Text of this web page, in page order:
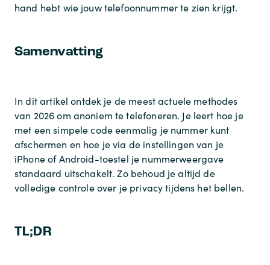
hand hebt wie jouw telefoonnummer te zien krijgt.
Samenvatting
In dit artikel ontdek je de meest actuele methodes
van 2026 om anoniem te telefoneren. Je leert hoe je
met een simpele code eenmalig je nummer kunt
afschermen en hoe je via de instellingen van je
iPhone of Android-toestel je nummerweergave
standaard uitschakelt. Zo behoud je altijd de
volledige controle over je privacy tijdens het bellen.
TL;DR